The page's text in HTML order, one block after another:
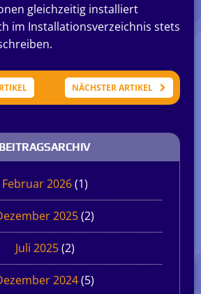
gleichzeitig installiert
im Installationsverzeichnis stets
NÄCHSTER ARTIKEL
BEITRAGSARCHIV
Februar 2026(1)
2025(2)
Juli 2025(2)
2024(5)